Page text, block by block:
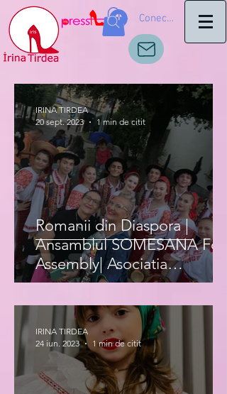
Conectează-te
Romanii din Diaspora |
Ansamblul SOMESANA Folk
Assembly| Asociatia
Romanilor IRIS Italia|
IRINA TIRDEA
20 sept. 2023
1 min de citit
IRINA TIRDEA
24 iun. 2023
1 min de citit